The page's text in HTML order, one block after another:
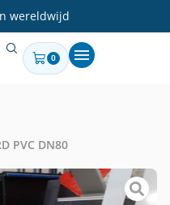
wereldwijd
0
PVC DN80